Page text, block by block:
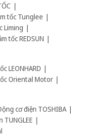
tốc Tunglee
Liming
tốc REDSUN
LEONHARD
Oriental Motor
cơ điện TOSHIBA